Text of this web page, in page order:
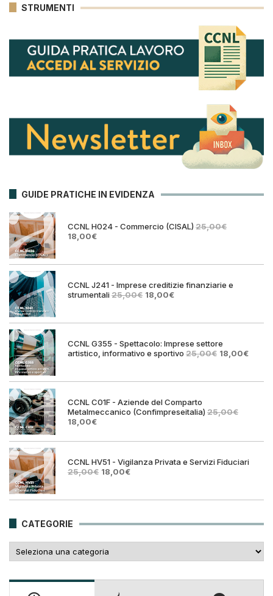
STRUMENTI
GUIDE PRATICHE IN EVIDENZA
CCNL H024 - Commercio (CISAL) 25,00€
Il
era:
18,00€Il
è:
CCNL J241 - Imprese creditizie finanziarie e
strumentali25,00€ Il
era:
18,00€Il
è:
CCNL G355 - Spettacolo: Imprese settore
artistico, informativo e sportivo 25,00€ Il
era:
18,00€Il
è:
CCNL C01F - Aziende del Comparto
Metalmeccanico (Confimpreseitalia) 25,00€
Il
originale
25,00€.
18,00€Il
attuale
18,00€.
CCNL HV51 - Vigilanza Privata e Servizi Fiduciari
25,00€ Il
era:
18,00€Il
è:
CATEGORIE